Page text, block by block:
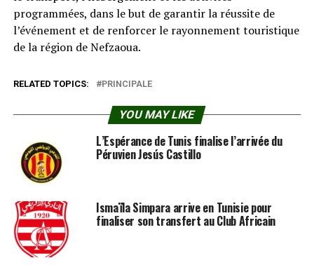
programmées, dans le but de garantir la réussite de
l’événement et de renforcer le rayonnement touristique
de la région de Nefzaoua.
RELATED TOPICS: PRINCIPALE
YOU MAY LIKE
L’Espérance de Tunis finalise l’arrivée du
Péruvien Jesús Castillo
Ismaïla Simpara arrive en Tunisie pour
finaliser son transfert au Club Africain